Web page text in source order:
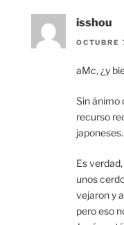
isshou
aMc, ¿y
Sin ánimo
recurso
japoneses.
Es
unos
vejaron y
pero eso